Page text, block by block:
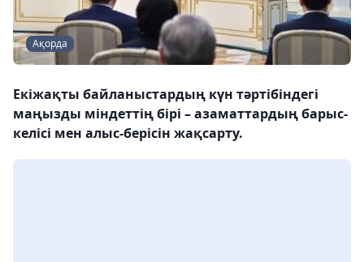
Ақорда
Екіжақты байланыстардың күн тәртібіндегі
маңызды міндеттің бірі – азаматтардың барыс-
келісі мен алыс-берісін жақсарту.